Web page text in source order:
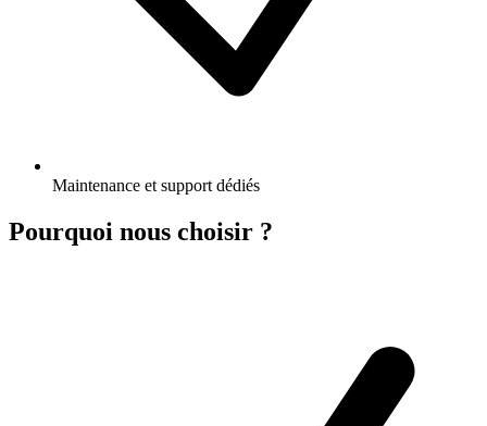
Maintenance et support dédiés
Pourquoi nous choisir ?